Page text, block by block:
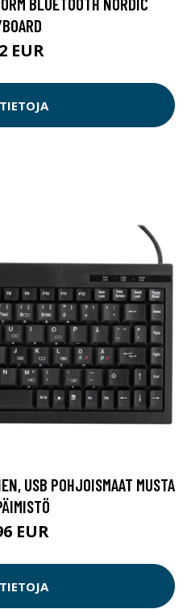
EUR
USB POHJOISMAAT MUSTA
EUR